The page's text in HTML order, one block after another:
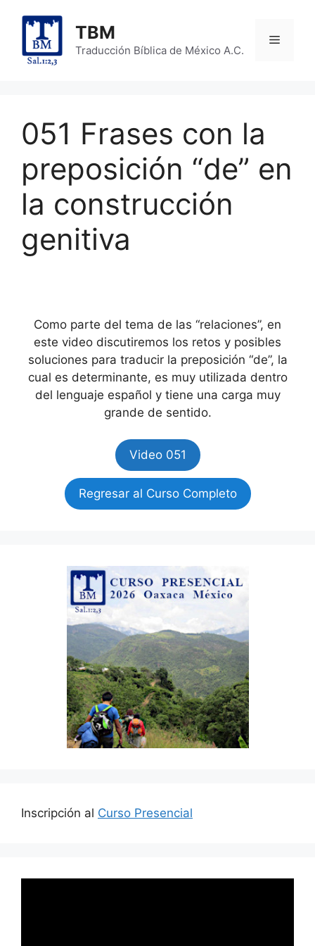
content
TBM
Traducción Bíblica de México A.C.
Menu
051 Frases con la
preposición “de” en
la construcción
genitiva
Como parte del tema de las “relaciones”, en
este video discutiremos los retos y posibles
soluciones para traducir la preposición “de”, la
cual es determinante, es muy utilizada dentro
del lenguaje español y tiene una carga muy
grande de sentido.
Video 051
Regresar al Curso Completo
Inscripción al Curso Presencial